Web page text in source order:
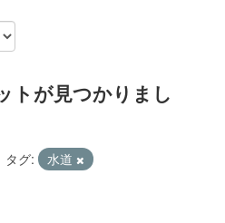
トが見つかりまし
タグ:
水道